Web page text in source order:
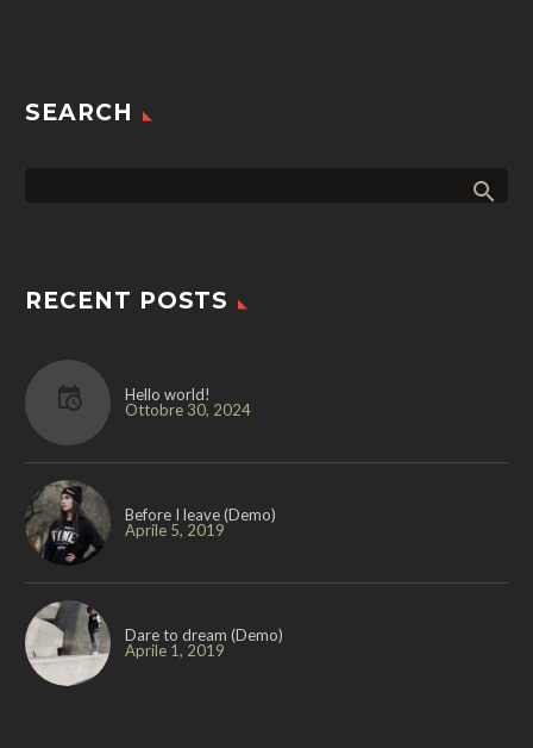
SEARCH
RECENT POSTS
Hello world!
Ottobre 30, 2024
Before I leave (Demo)
Aprile 5, 2019
Dare to dream (Demo)
Aprile 1, 2019